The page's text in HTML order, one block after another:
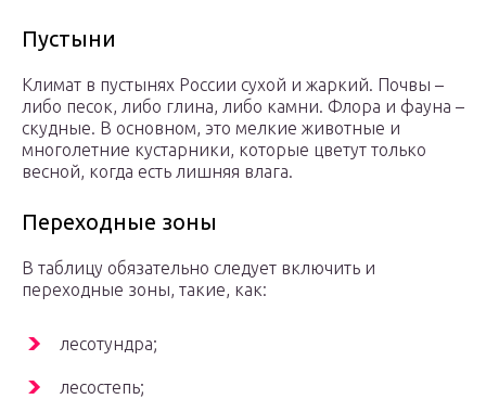
Пустыни
Климат в пустынях России сухой и жаркий. Почвы –
либо песок, либо глина, либо камни. Флора и фауна –
скудные. В основном, это мелкие животные и
многолетние кустарники, которые цветут только
весной, когда есть лишняя влага.
Переходные зоны
В таблицу обязательно следует включить и
переходные зоны, такие, как:
лесотундра;
лесостепь;